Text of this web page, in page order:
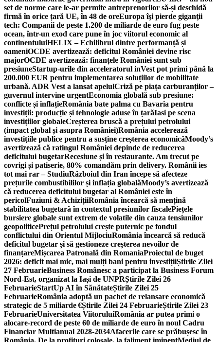
set de norme care le-ar permite antreprenorilor să-și deschidă
firmă în orice țară UE, în 48 de oreEuropa îşi pierde giganţii
tech: Companii de peste 1.200 de miliarde de euro fug peste
ocean, într-un exod care pune în joc viitorul economic al
continentuluiHELIX – Echilibrul dintre performanță și
oameniOCDE avertizează: deficitul României devine risc
majorOCDE avertizează: finanțele României sunt sub
presiuneStartup-urile din acceleratorul inVest pot primi până la
200.000 EUR pentru implementarea soluțiilor de mobilitate
urbană. ADR Vest a lansat apelulCriză pe piața carburanților –
guvernul intervine urgentEconomia globală sub presiune:
conflicte și inflațieRomânia bate palma cu Bavaria pentru
investiții: producție și tehnologie aduse în țarăIasi pe scena
investițiilor globaleCreșterea bruscă a prețului petrolului
(impact global și asupra României)România accelerează
investițiile publice pentru a susține creșterea economicăMoody’s
avertizează că ratingul României depinde de reducerea
deficitului bugetarRecesiune și în restaurante. Am trecut pe
covrigi și patiserie, 80% comandăm prin delivery. Românii ies
tot mai rar – StudiuRăzboiul din Iran începe să afecteze
prețurile combustibililor și inflația globalăMoody’s avertizează
că reducerea deficitului bugetar al României este în
pericolFuziuni & AchizițiiRomânia încearcă să mențină
stabilitatea bugetară în contextul presiunilor fiscalePiețele
bursiere globale sunt extrem de volatile din cauza tensiunilor
geopoliticePrețul petrolului crește puternic pe fondul
conflictului din Orientul MijlociuRomânia încearcă să reducă
deficitul bugetar și să gestioneze creșterea nevoilor de
finanțareMișcarea Patronală din RomaniaProiectul de buget
2026: deficit mai mic, mai mulți bani pentru investițiiȘtirile Zilei
27 FebruarieBusiness Românesc a participat la Business Forum
Nord-Est, organizat la Iași de UNPRȘtirile Zilei 26
FebruarieStartUp AI în SănătateȘtirile Zilei 25
FebruarieRomânia adoptă un pachet de relansare economică
strategic de 5 miliarde €Știrile Zilei 24 FebruarieȘtirile Zilei 23
FebruarieUniversitatea ViitoruluiRomânia ar putea primi o
alocare-record de peste 60 de miliarde de euro în noul Cadru
Financiar Multianual 2028-2034Afacerile care se prăbușesc în